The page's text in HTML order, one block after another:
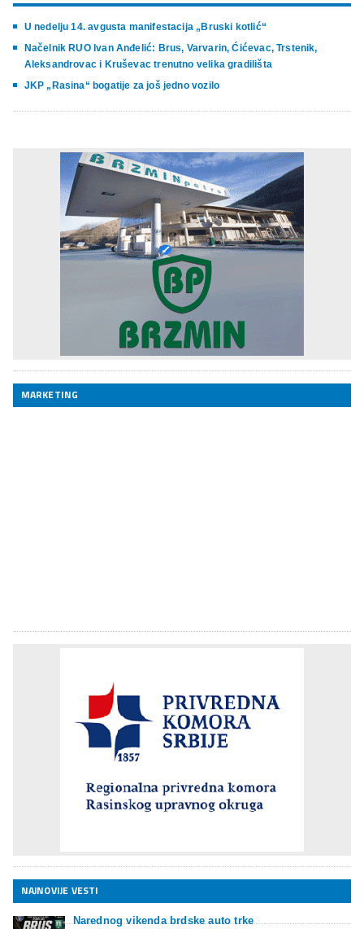
U nedelju 14. avgusta manifestacija „Bruski kotlić“
Načelnik RUO Ivan Anđelić: Brus, Varvarin, Ćićevac, Trstenik,
Aleksandrovac i Kruševac trenutno velika gradilišta
JKP „Rasina“ bogatije za još jedno vozilo
MARKETING
NAJNOVIJE VESTI
Narednog vikenda brdske auto trke